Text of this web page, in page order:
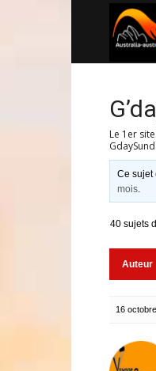
Le 1er
Ce sujet
mois.
40 sujets
Auteur
16